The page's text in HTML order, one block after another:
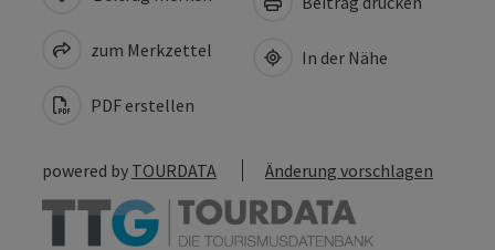
zum Merkzettel
PDF erstellen
In der Nähe
powered by TOURDATA Änderung vorschlagen